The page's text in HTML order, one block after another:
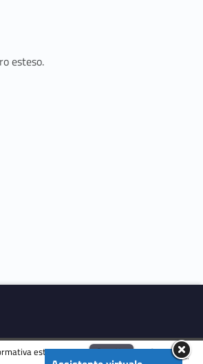
esteso.
estesa.ENG Accetta
Informativa